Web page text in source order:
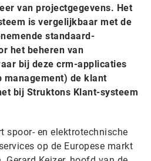
van projectgegevens. Het
is vergelijkbaar met de
standaard-
het beheren van
bij deze crm-applicaties
de klant
bij Struktons Klant-systeem
spoor- en elektrotechnische
op de Europese markt